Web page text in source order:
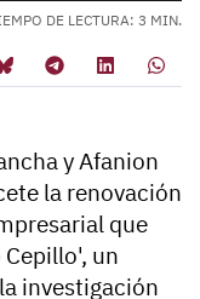
DE LECTURA: 3 MIN.
y Afanion
la renovación
que
un
investigación